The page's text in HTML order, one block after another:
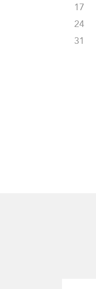
Joignez-vous à nous17
24
31